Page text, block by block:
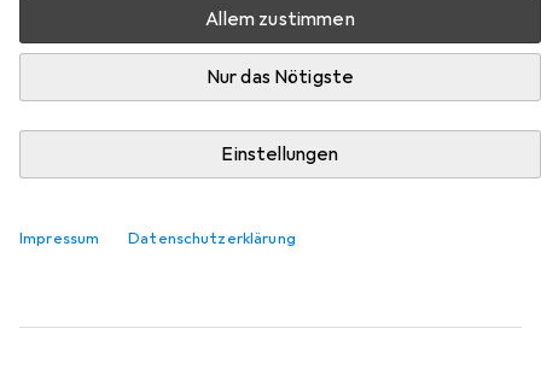
Allem zustimmen
Nur das Nötigste
Einstellungen
Impressum Datenschutzerklärung
EUR
6,99 EUR
12 Stk., AAA, 1260 mAh